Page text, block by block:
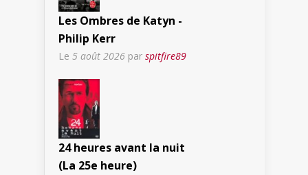
Les Ombres de Katyn -
Philip Kerr
Le 5 août 2026 par spitfire89
24 heures avant la nuit
(La 25e heure)